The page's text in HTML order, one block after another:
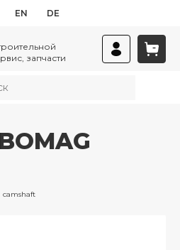
EN DE
запчасти
camshaft